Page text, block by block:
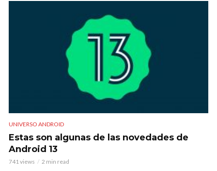
UNIVERSO ANDROID
Estas son algunas de las novedades de
Android 13
741 views 2 min read